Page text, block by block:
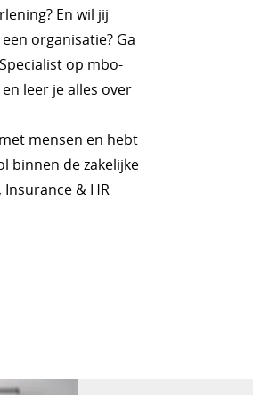
En wil jij
organisatie? Ga
op mbo-
leer je alles over
mensen en hebt
binnen de zakelijke
& HR